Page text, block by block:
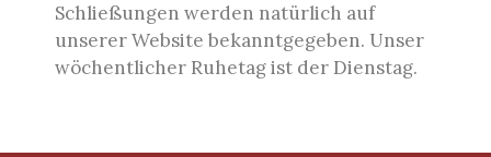
Schließungen werden natürlich auf
unserer Website bekanntgegeben. Unser
wöchentlicher Ruhetag ist der Dienstag.